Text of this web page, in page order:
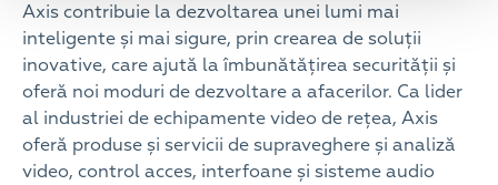
Axis contribuie la dezvoltarea unei lumi mai
inteligente și mai sigure, prin crearea de soluții
inovative, care ajută la îmbunătățirea securității și
oferă noi moduri de dezvoltare a afacerilor. Ca lider
al industriei de echipamente video de rețea, Axis
oferă produse și servicii de supraveghere și analiză
video, control acces, interfoane și sisteme audio